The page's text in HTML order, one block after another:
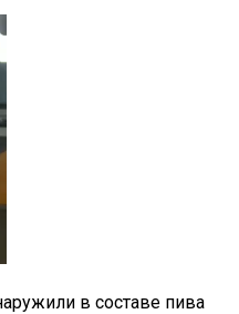
в составе пива